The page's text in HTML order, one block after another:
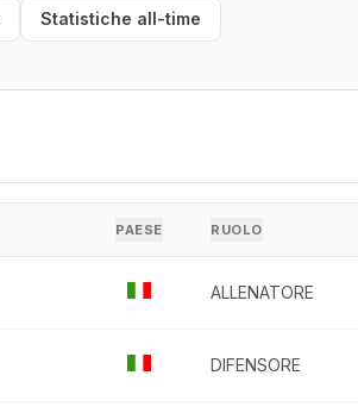
Statistiche all-time
PAESE RUOLO
ALLENATORE
DIFENSORE